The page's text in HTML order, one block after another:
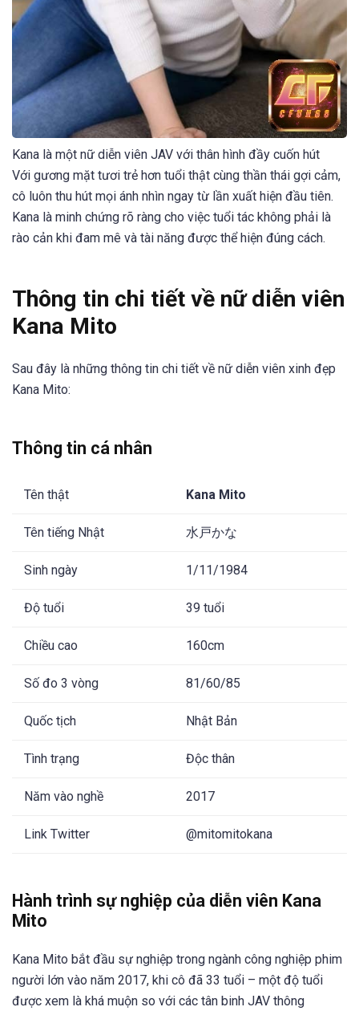
Kana là một nữ diễn viên JAV với thân hình đầy cuốn hút
Với gương mặt tươi trẻ hơn tuổi thật cùng thần thái gợi cảm,
cô luôn thu hút mọi ánh nhìn ngay từ lần xuất hiện đầu tiên.
Kana là minh chứng rõ ràng cho việc tuổi tác không phải là
rào cản khi đam mê và tài năng được thể hiện đúng cách.
Thông tin chi tiết về nữ diễn viên
Kana Mito
Sau đây là những thông tin chi tiết về nữ diễn viên xinh đẹp
Kana Mito:
Thông tin cá nhân
Tên thật Kana Mito
Tên tiếng Nhật 水戸かな
Sinh ngày 1/11/1984
Độ tuổi 39 tuổi
Chiều cao 160cm
Số đo 3 vòng 81/60/85
Quốc tịch Nhật Bản
Tình trạng Độc thân
Năm vào nghề 2017
Link Twitter @mitomitokana
Hành trình sự nghiệp của diễn viên Kana
Mito
Kana Mito bắt đầu sự nghiệp trong ngành công nghiệp phim
người lớn vào năm 2017, khi cô đã 33 tuổi – một độ tuổi
được xem là khá muộn so với các tân binh JAV thông